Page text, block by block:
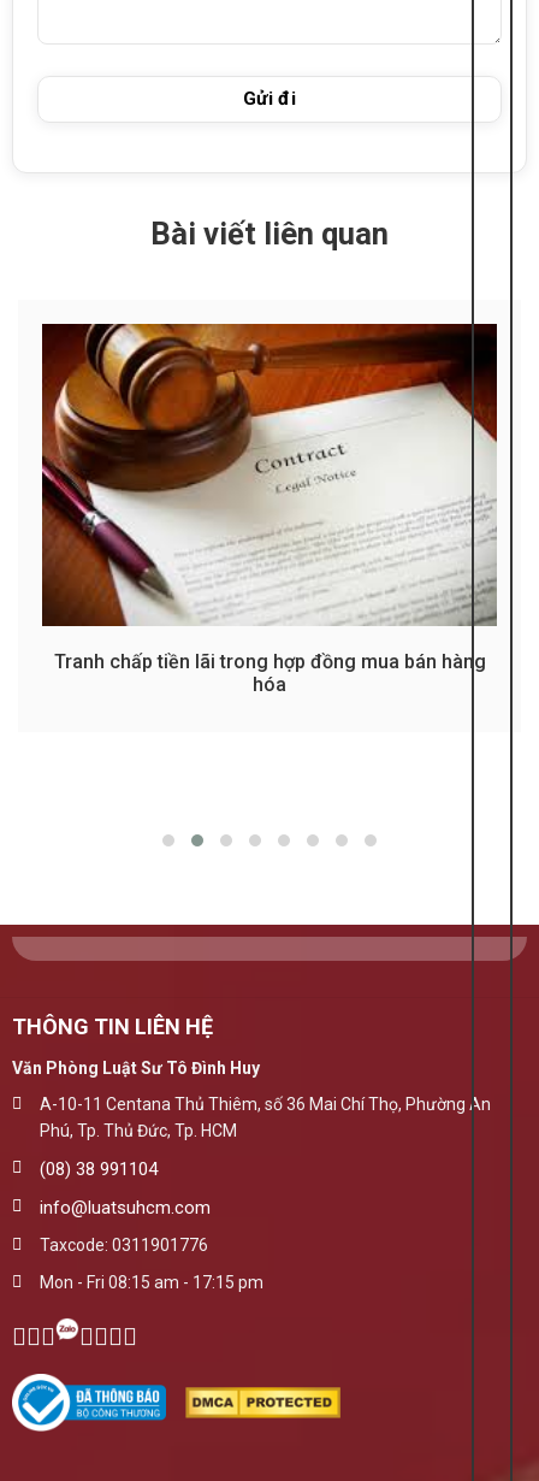
Bài viết liên quan
Tranh chấp tiền lãi trong hợp đồng mua bán hàng
hóa
THÔNG TIN LIÊN HỆ
Văn Phòng Luật Sư Tô Đình Huy
A-10-11 Centana Thủ Thiêm, số 36 Mai Chí Thọ, Phường An
Phú, Tp. Thủ Đức, Tp. HCM
(08) 38 991104
info@luatsuhcm.com
Taxcode: 0311901776
Mon - Fri 08:15 am - 17:15 pm